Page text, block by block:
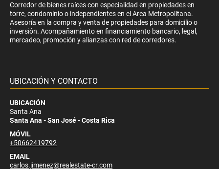
Corredor de bienes raíces con especialidad en propiedades en
torre, condominio o independientes en el Area Metropolitana.
Asesoría en la compra y venta de propiedades para domicilio o
inversión. Acompañamiento en financiamiento bancario, legal,
mercadeo, promoción y alianzas con red de corredores.
UBICACIÓN Y CONTACTO
UBICACIÓN
Santa Ana
Santa Ana - San José - Costa Rica
MÓVIL
+50662419792
EMAIL
carlos.jimenez@realestate-cr.com